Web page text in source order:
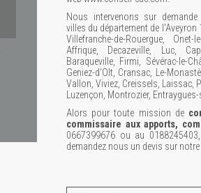
Nous intervenons sur
villes du département de l'Aveyron
Villefranche-de-Rouergue, Onet-
Affrique, Decazeville, Luc,
Baraqueville, Firmi, Sévérac-le-
Geniez-d'Olt, Cransac, Le-
Vallon, Viviez, Creissels, Laissac,
Luzençon, Montrozier,
Alors pour toute mission de
commissaire aux apports,
0667399676 ou au
demandez nous un devis sur